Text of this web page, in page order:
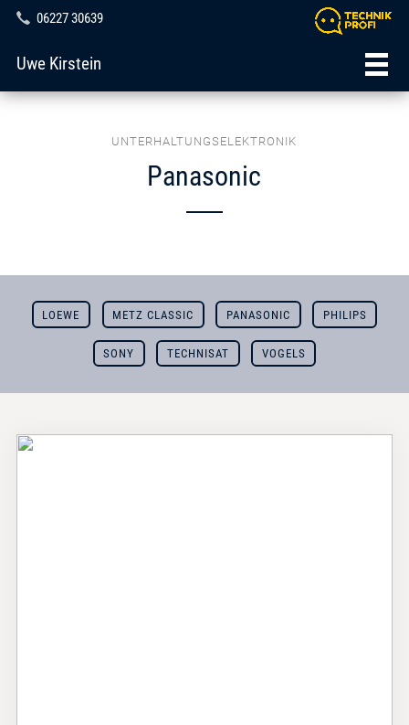
06227 30639
Uwe Kirstein
UNTERHALTUNGSELEKTRONIK
Panasonic
LOEWE METZ CLASSIC PANASONIC PHILIPS
SONY TECHNISAT VOGELS